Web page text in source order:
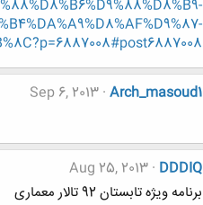
Arch_masoud1
Sep 6, 2013
DDDIQ
Aug 25, 2013
برنامه ویژه تابستان 92 تالار معماری